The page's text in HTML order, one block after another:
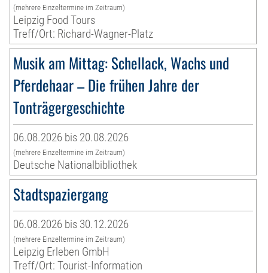
(mehrere Einzeltermine im Zeitraum)
Leipzig Food Tours
Treff/Ort: Richard-Wagner-Platz
Musik am Mittag: Schellack, Wachs und
Pferdehaar – Die frühen Jahre der
Tonträgergeschichte
06.08.2026 bis 20.08.2026
(mehrere Einzeltermine im Zeitraum)
Deutsche Nationalbibliothek
Stadtspaziergang
06.08.2026 bis 30.12.2026
(mehrere Einzeltermine im Zeitraum)
Leipzig Erleben GmbH
Treff/Ort: Tourist-Information